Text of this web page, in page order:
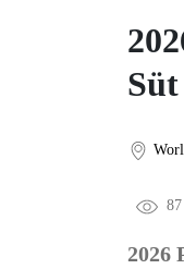
87
2026